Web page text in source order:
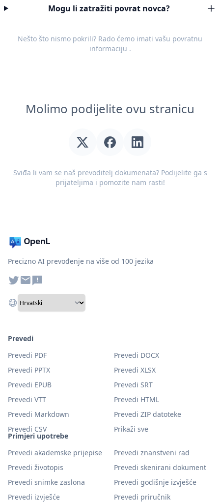
Mogu li zatražiti povrat novca?
Nešto što nismo pokrili? Rado ćemo imati vašu povratnu
informaciju .
Molimo podijelite ovu stranicu
Sviđa li vam se naš prevoditelj dokumenata? Podijelite ga s
prijateljima i pomozite nam rasti!
Precizno AI prevođenje na više od 100 jezika
Primjeri upotrebe
Prevedi akademske prijepise
Prevedi znanstveni rad
Prevedi životopis
Prevedi skenirani dokument
Prevedi snimke zaslona
Prevedi godišnje izvješće
Prevedi izvješće
Prevedi priručnik
Prevedi
Prevedi PDF
Prevedi DOCX
Prevedi PPTX
Prevedi XLSX
Prevedi EPUB
Prevedi SRT
Prevedi VTT
Prevedi HTML
Prevedi Markdown
Prevedi ZIP datoteke
Prevedi CSV
Prikaži sve